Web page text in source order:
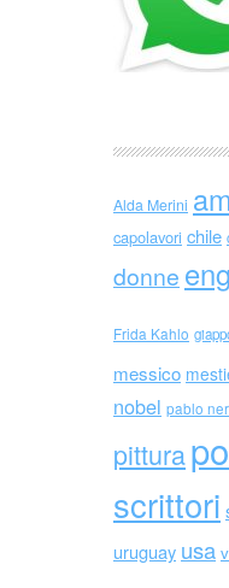
Alda Merini
capolavori chile
donne
Frida Kahlo
messico
nobel pablo
pittura
scrittori
uruguay usa